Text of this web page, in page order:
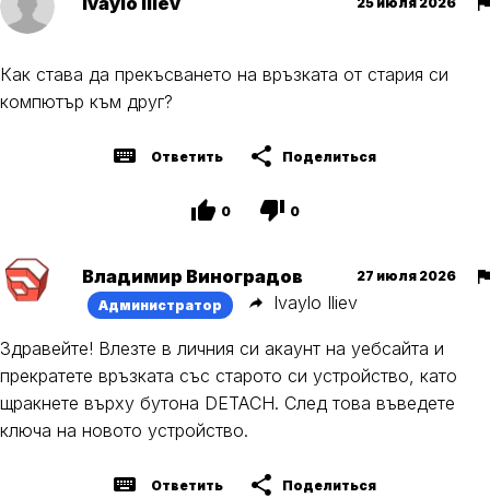
Как става да прекъсването на връзката от стария си
компютър към друг?
Ответить Поделиться
0 0
27 июля 2026
Владимир Виноградов
Администратор Ivaylo Iliev
Здравейте! Влезте в личния си акаунт на уебсайта и
прекратете връзката със старото си устройство, като
щракнете върху бутона DETACH. След това въведете
ключа на новото устройство.
Ответить Поделиться